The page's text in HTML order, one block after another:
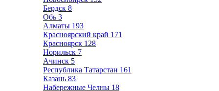
Бердск 8
Обь 3
Алматы 193
Красноярский край 171
Красноярск 128
Норильск 7
Ачинск 5
Республика Татарстан 161
Казань 83
Набережные Челны 18